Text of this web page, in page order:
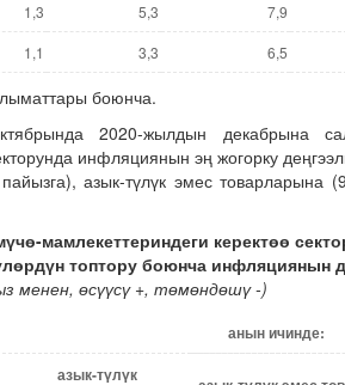
1,3 5,3 7,9
1,1 3,3 6,5
боюнча.
2020-жылдын декабрына
инфляциянын эң жогорку
азык-түлүк эмес товарларына
үчө-мамлекеттериндеги керектөө
лөрдүн топтору боюнча инфляциянын
менен, өсүүсү+, төмөндөшү-)
анын ичинде:
азык-түлүк